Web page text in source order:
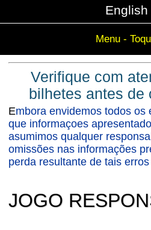
English
Menu -
Verifique com
bilhetes antes de
Embora envidemos todos os
que informaçoes
asumimos qualquer
omissões nas informações
perda resultante de tais
JOGO